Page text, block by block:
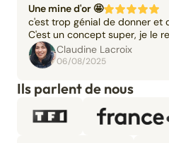
Une mine d'or 🤩
c'est trop génial de donner et
C'est un concept super, je le
Claudine Lacroix
06/08/2025
Ils parlent de nous